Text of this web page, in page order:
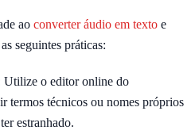
ao converter áudio em texto e
seguintes práticas:
Utilize o editor online do
termos técnicos ou nomes próprios
estranhado.